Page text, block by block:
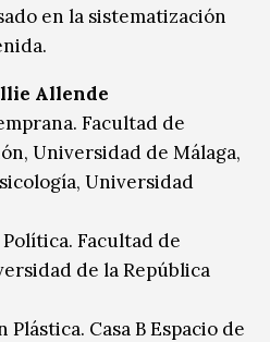
en la sistematización
Allende
Facultad de
Universidad de Málaga,
Universidad
Facultad de
de la República
Casa B Espacio de